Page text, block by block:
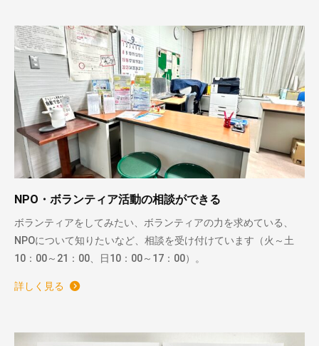
NPO・ボランティア活動の相談ができる
ボランティアをしてみたい、ボランティアの力を求めている、
NPOについて知りたいなど、相談を受け付けています（火～土
10：00～21：00、日10：00～17：00）。
詳しく見る